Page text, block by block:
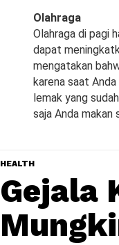
Olahraga
Olahraga di pagi
dapat
mengatakan
karena saat
lemak yang
saja Anda makan
HEALTH
Gejala